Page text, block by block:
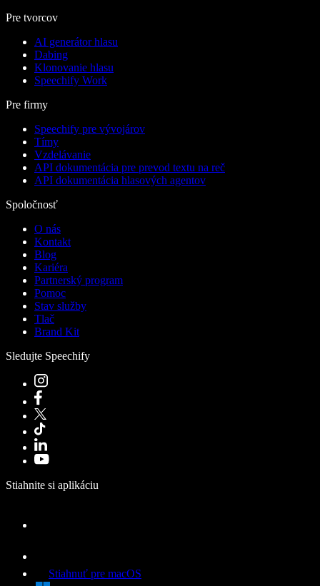
Pre tvorcov
AI generátor hlasu
Dabing
Klonovanie hlasu
Speechify Work
Pre firmy
Speechify pre vývojárov
Tímy
Vzdelávanie
API dokumentácia pre prevod textu na reč
API dokumentácia hlasových agentov
Spoločnosť
O nás
Kontakt
Blog
Kariéra
Partnerský program
Pomoc
Stav služby
Tlač
Brand Kit
Sledujte Speechify
Stiahnite si aplikáciu
Stiahnuť pre macOS